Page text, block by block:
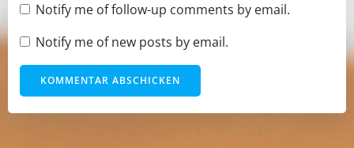
Notify me of follow-up comments by email.
Notify me of new posts by email.